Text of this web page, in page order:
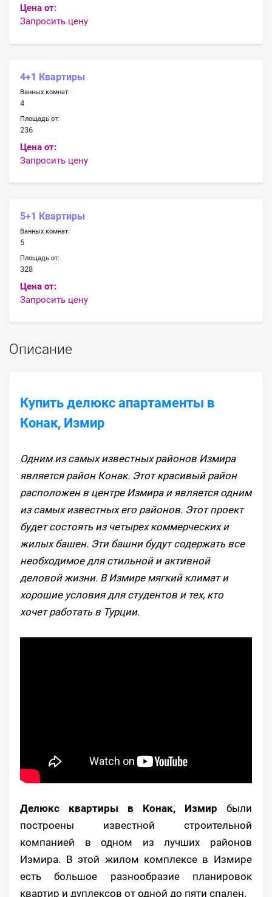
Цена от:
Запросить цену
4+1 Квартиры
Ванных комнат:
4
Площадь от:
236
Цена от:
Запросить цену
5+1 Квартиры
Ванных комнат:
5
Площадь от:
328
Цена от:
Запросить цену
Описание
Купить делюкс апартаменты в
Конак, Измир
Одним из самых известных районов Измира
является район Конак. Этот красивый район
расположен в центре Измира и является одним
из самых известных его районов. Этот проект
будет состоять из четырех коммерческих и
жилых башен. Эти башни будут содержать все
необходимое для стильной и активной
деловой жизни. В Измире мягкий климат и
хорошие условия для студентов и тех, кто
хочет работать в Турции.
Делюкс квартиры в Конак, Измир были
построены известной строительной
компанией в одном из лучших районов
Измира. В этой жилом комплексе в Измире
есть большое разнообразие планировок
квартир и дуплексов от одной до пяти спален.